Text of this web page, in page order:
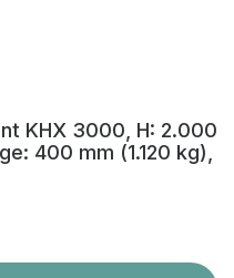
KHX 3000, H: 2.000
400 mm (1.120 kg),